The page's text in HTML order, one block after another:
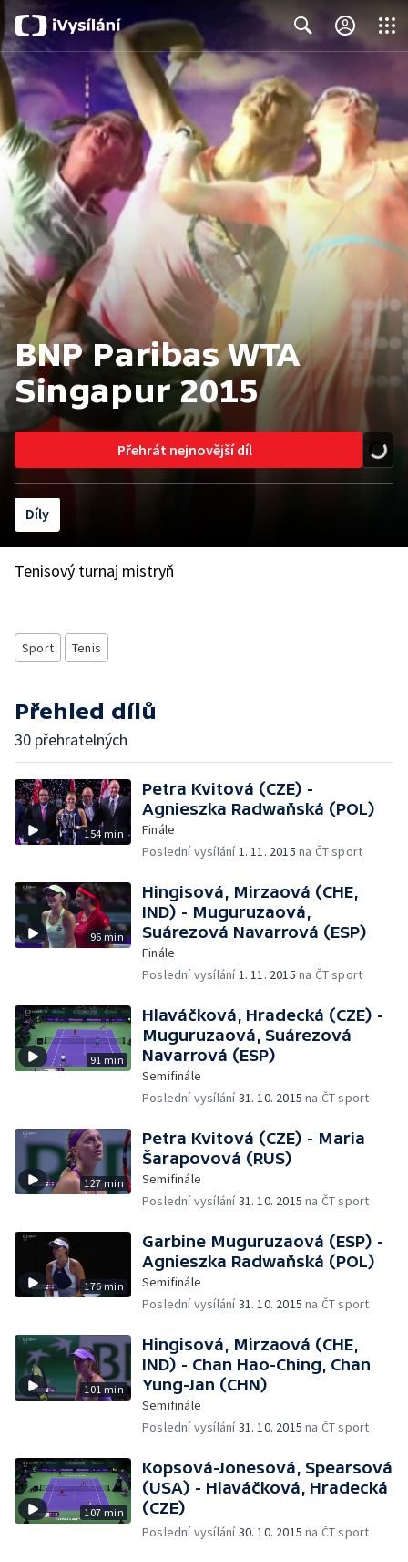
BNP Paribas WTA
Singapur 2015
Přehrát nejnovější díl
Díly
Tenisový turnaj mistryň
Sport Tenis
Přehled dílů
30 přehratelných
154 min
Petra Kvitová (CZE) -
Agnieszka Radwaňská (POL)
Finále
Poslední vysílání1. 11. 2015 na ČT sport
96 min
Hingisová, Mirzaová (CHE,
IND) - Muguruzaová,
Suárezová Navarrová (ESP)
Finále
Poslední vysílání1. 11. 2015 na ČT sport
91 min
Hlaváčková, Hradecká (CZE) -
Muguruzaová, Suárezová
Navarrová (ESP)
Semifinále
Poslední vysílání31. 10. 2015 na ČT sport
127 min
Petra Kvitová (CZE) - Maria
Šarapovová (RUS)
Semifinále
Poslední vysílání31. 10. 2015 na ČT sport
176 min
Garbine Muguruzaová (ESP) -
Agnieszka Radwaňská (POL)
Semifinále
Poslední vysílání31. 10. 2015 na ČT sport
101 min
Hingisová, Mirzaová (CHE,
IND) - Chan Hao-Ching, Chan
Yung-Jan (CHN)
Semifinále
Poslední vysílání31. 10. 2015 na ČT sport
107 min
Kopsová-Jonesová, Spearsová
(USA) - Hlaváčková, Hradecká
(CZE)
Poslední vysílání30. 10. 2015 na ČT sport